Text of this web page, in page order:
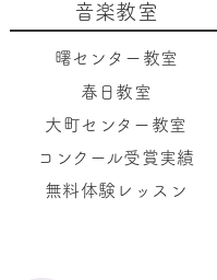
音楽教室
曙センター教室
春日教室
大町センター教室
コンクール受賞実績
無料体験レッスン